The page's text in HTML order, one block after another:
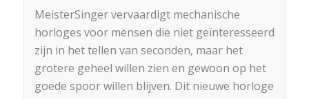
MeisterSinger vervaardigt mechanische
horloges voor mensen die niet geïnteresseerd
zijn in het tellen van seconden, maar het
grotere geheel willen zien en gewoon op het
goede spoor willen blijven. Dit nieuwe horloge